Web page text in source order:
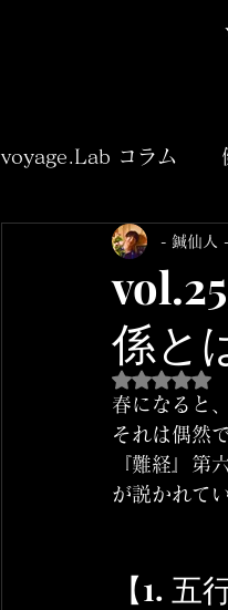
voyage.Lab コラム
アニメ
係と
- 鍼仙人
5つ星の
春になると
それは偶然
『難経』第
が説かれてい
【1. 五